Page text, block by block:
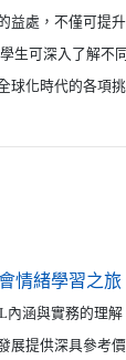
處，不僅可提升
生可深入了解不
球化時代的各項
情緒學習之旅
內涵與實務的理
展提供深具參考